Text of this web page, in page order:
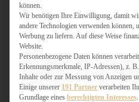
können.
Wir benötigen Ihre Einwilligung, damit
andere Technologien verwenden können,
Werbung zu liefern. Auf diese Weise
Website.
Personenbezogene Daten können
Erkennungsmerkmale, IP-Adressen), z.
Inhalte oder zur Messung von Anzeigen
Einige unserer 191 Partner verarbeiten
Grundlage eines berechtigten Interesses